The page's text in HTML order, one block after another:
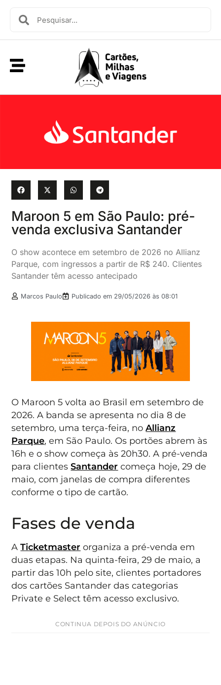
Maroon 5 em São Paulo: pré-
venda exclusiva Santander
O show acontece em setembro de 2026 no Allianz
Parque, com ingressos a partir de R$ 240. Clientes
Santander têm acesso antecipado
Marcos Paulo Publicado em 29/05/2026 às 08:01
O Maroon 5 volta ao Brasil em setembro de
2026. A banda se apresenta no dia 8 de
setembro, uma terça-feira, noAllianz
Parque, em São Paulo. Os portões abrem às
16h e o show começa às 20h30. A pré-venda
para clientesSantander começa hoje, 29 de
maio, com janelas de compra diferentes
conforme o tipo de cartão.
Fases de venda
ATicketmaster organiza a pré-venda em
duas etapas. Na quinta-feira, 29 de maio, a
partir das 10h pelo site, clientes portadores
dos cartões Santander das categorias
Private e Select têm acesso exclusivo.
CONTINUA DEPOIS DO ANÚNCIO